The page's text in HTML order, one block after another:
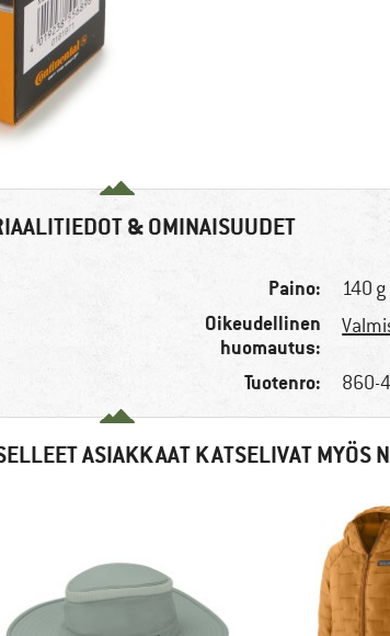
& OMINAISUUDET
Paino: 140 g
Oikeudellinen
huomautus:
Tuotenro: 860-
ASIAKKAAT KATSELIVAT MYÖS